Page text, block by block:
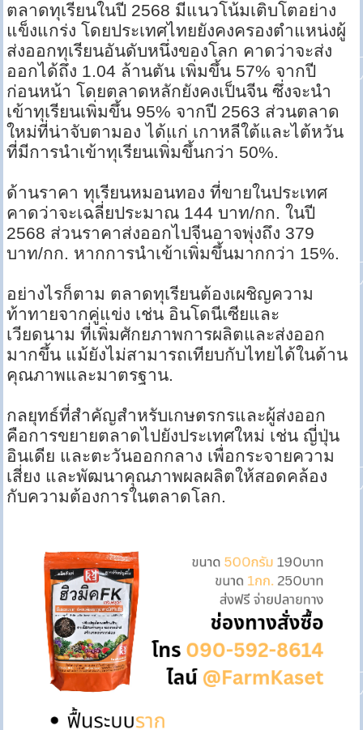
ตลาดทุเรียนในปี 2568 มีแนวโน้มเติบโตอย่าง
แข็งแกร่ง โดยประเทศไทยยังคงครองตำแหน่งผู้
ส่งออกทุเรียนอันดับหนึ่งของโลก คาดว่าจะส่ง
ออกได้ถึง 1.04 ล้านตัน เพิ่มขึ้น 57% จากปี
ก่อนหน้า โดยตลาดหลักยังคงเป็นจีน ซึ่งจะนำ
เข้าทุเรียนเพิ่มขึ้น 95% จากปี 2563 ส่วนตลาด
ใหม่ที่น่าจับตามอง ได้แก่ เกาหลีใต้และไต้หวัน
ที่มีการนำเข้าทุเรียนเพิ่มขึ้นกว่า 50%​​​​.
ด้านราคา ทุเรียนหมอนทอง ที่ขายในประเทศ
คาดว่าจะเฉลี่ยประมาณ 144 บาท/กก. ในปี
2568 ส่วนราคาส่งออกไปจีนอาจพุ่งถึง 379
บาท/กก. หากการนำเข้าเพิ่มขึ้นมากกว่า 15%​​.
อย่างไรก็ตาม ตลาดทุเรียนต้องเผชิญความ
ท้าทายจากคู่แข่ง เช่น อินโดนีเซียและ
เวียดนาม ที่เพิ่มศักยภาพการผลิตและส่งออก
มากขึ้น แม้ยังไม่สามารถเทียบกับไทยได้ในด้าน
คุณภาพและมาตรฐาน​​​​.
กลยุทธ์ที่สำคัญสำหรับเกษตรกรและผู้ส่งออก
คือการขยายตลาดไปยังประเทศใหม่ เช่น ญี่ปุ่น
อินเดีย และตะวันออกกลาง เพื่อกระจายความ
เสี่ยง และพัฒนาคุณภาพผลผลิตให้สอดคล้อง
กับความต้องการในตลาดโลก​​​​.